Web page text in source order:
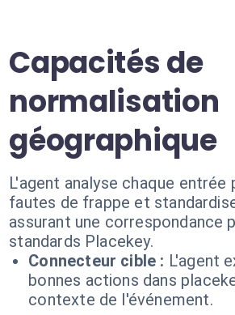
Capacités de
normalisation
géographique
L'agent analyse chaque
fautes de frappe et
assurant une correspondance
standards Placekey.
Connecteur cible : L'agent
bonnes actions dans
contexte de l'événement.